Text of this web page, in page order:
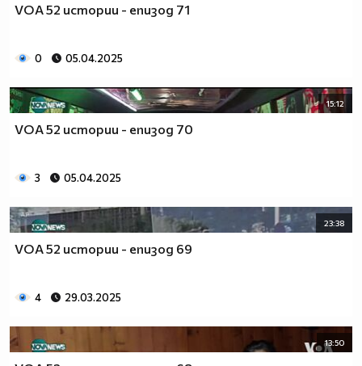
VOA 52 истории - епизод 71
0 05.04.2025
15:12
VOA 52 истории - епизод 70
3 05.04.2025
23:38
VOA 52 истории - епизод 69
4 29.03.2025
13:50